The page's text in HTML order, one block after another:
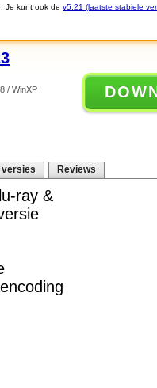
Je kunt ook de v5.21 (laatste stabiele
/ WinXP
versies Reviews
ray &